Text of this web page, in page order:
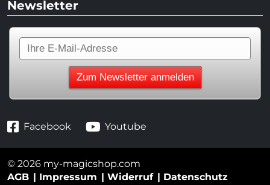
Newsletter
Facebook Youtube
© 2026 my-magicshop.com
AGB
Impressum Widerruf Datenschutz